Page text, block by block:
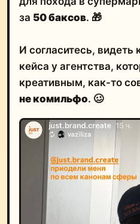
за 50 баксов. 🎁
И согласитесь, видеть
кейса у агентства,
креативным, как-то
не комильфо. 🥴